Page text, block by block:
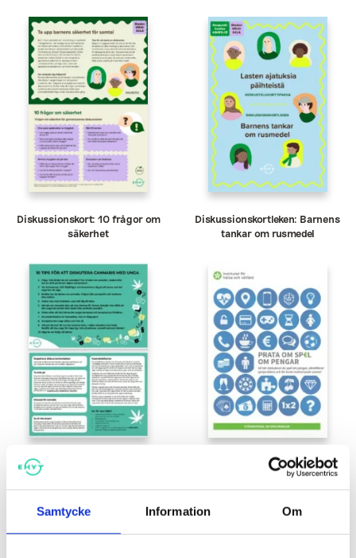
Samtycke Information Om
Diskussionskort: 10 frågor om
säkerhet
Diskussionskortleken: Barnens
tankar om rusmedel
Diskussionskort: 10 tips för att
diskutera cannabis med unga
Prata om spel om pengar